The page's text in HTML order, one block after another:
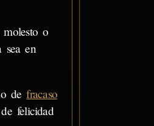
o
sea en
defracaso
felicidad